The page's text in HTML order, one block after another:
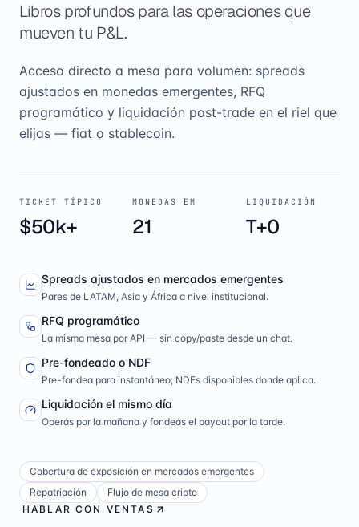
Libros profundos para las operaciones que
mueven tu P&L.
Acceso directo a mesa para volumen: spreads
ajustados en monedas emergentes, RFQ
programático y liquidación post-trade en el riel que
elijas — fiat o stablecoin.
TICKET TÍPICO
$50k+
MONEDAS EM
21
LIQUIDACIÓN
T+0
Spreads ajustados en mercados emergentes
Pares de LATAM, Asia y África a nivel institucional.
RFQ programático
La misma mesa por API — sin copy/paste desde un chat.
Pre-fondeado o NDF
Pre-fondea para instantáneo; NDFs disponibles donde aplica.
Liquidación el mismo día
Operás por la mañana y fondeás el payout por la tarde.
Cobertura de exposición en mercados emergentes
Repatriación
Flujo de mesa cripto
HABLAR CON VENTAS